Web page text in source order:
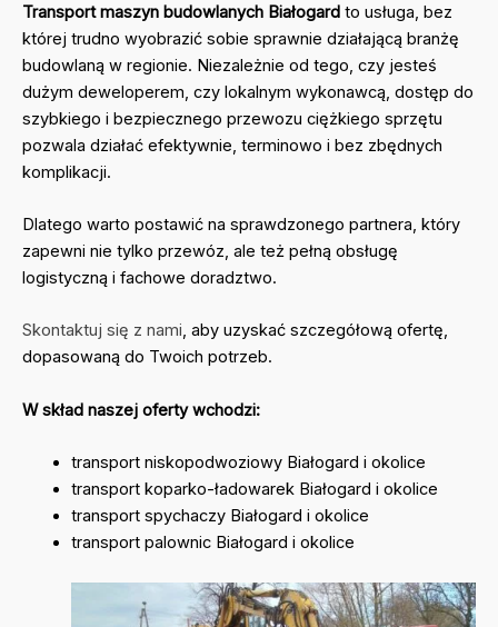
Transport maszyn budowlanych Białogard to usługa, bez
której trudno wyobrazić sobie sprawnie działającą branżę
budowlaną w regionie. Niezależnie od tego, czy jesteś
dużym deweloperem, czy lokalnym wykonawcą, dostęp do
szybkiego i bezpiecznego przewozu ciężkiego sprzętu
pozwala działać efektywnie, terminowo i bez zbędnych
komplikacji.
Dlatego warto postawić na sprawdzonego partnera, który
zapewni nie tylko przewóz, ale też pełną obsługę
logistyczną i fachowe doradztwo.
Skontaktuj się z nami, aby uzyskać szczegółową ofertę,
dopasowaną do Twoich potrzeb.
W skład naszej oferty wchodzi:
transport niskopodwoziowy Białogard i okolice
transport koparko-ładowarek Białogard i okolice
transport spychaczy Białogard i okolice
transport palownic Białogard i okolice